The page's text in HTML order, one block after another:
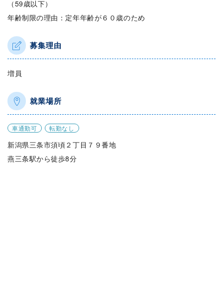
（59歳以下）
年齢制限の理由：定年年齢が６０歳のため
募集理由
増員
就業場所
車通勤可 転勤なし
新潟県三条市須頃２丁目７９番地
燕三条駅から徒歩8分